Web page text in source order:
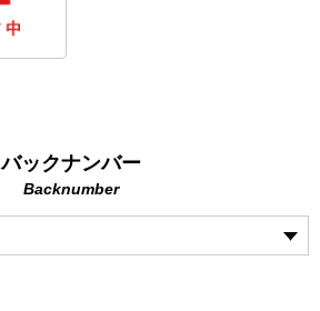
バックナンバー
Backnumber